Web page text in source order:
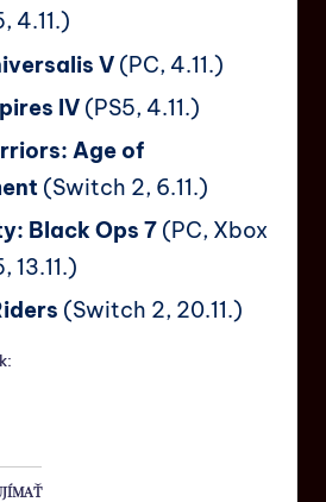
4.11.)
V (PC, 4.11.)
IV (PS5, 4.11.)
Age of
(Switch 2, 6.11.)
Black Ops 7 (PC, Xbox
13.11.)
(Switch 2, 20.11.)